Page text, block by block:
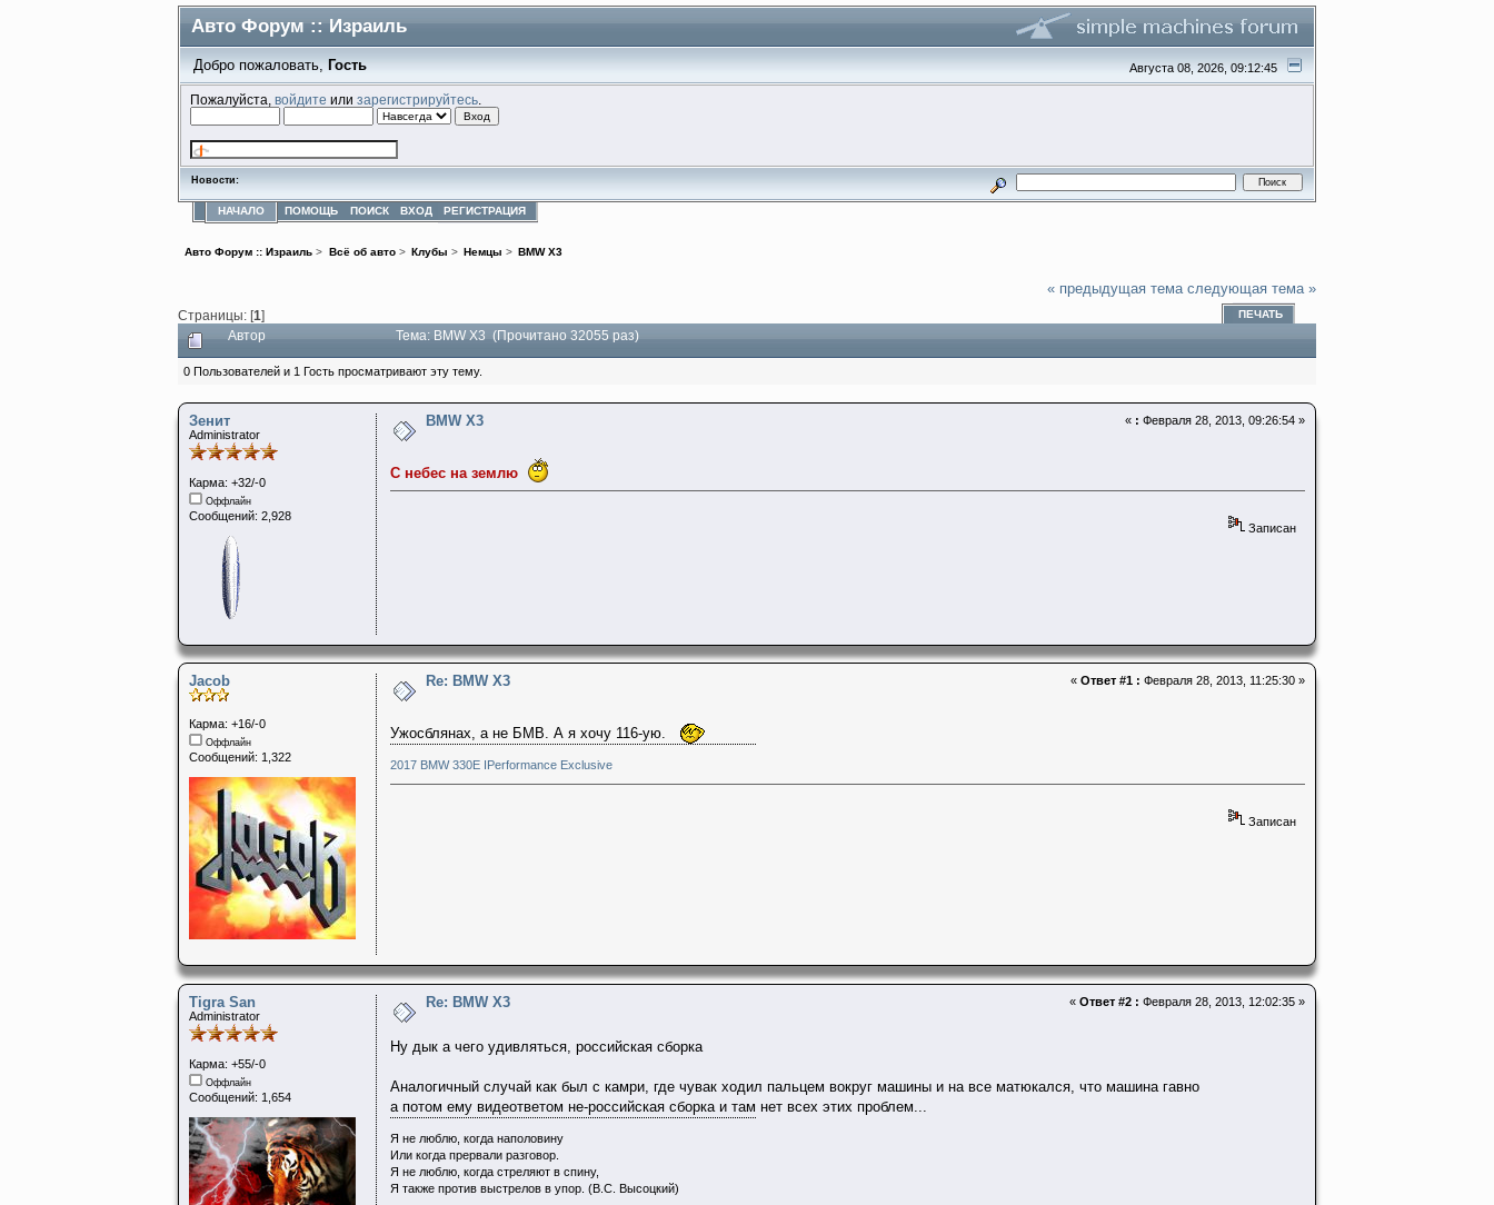
Авто Форум :: Израиль
Августа 08, 2026, 09:12:45
Добро пожаловать, Гость
Пожалуйста,войдите илизарегистрируйтесь
Новости:
НАЧАЛО ПОМОЩЬ ПОИСК ВХОД РЕГИСТРАЦИЯ
Авто Форум :: Израиль > Всё об авто> Клубы > Немцы > BMW X3
« предыдущая тема следующая тема »
Страницы: [1] ПЕЧАТЬ
Автор Тема: BMW X3 (Прочитано 32055 раз)
0 Пользователей и 1 Гость просматривают эту тему.
Зенит
Administrator
Карма: +32/-0
Оффлайн
Сообщений: 2,928
BMW X3 « : Февраля 28, 2013, 09:26:54 »
С небес на землю
Записан
Jacob
Карма: +16/-0
Оффлайн
Сообщений: 1,322
Re: BMW X3 « Ответ #1 : Февраля 28, 2013, 11:25:30 »
Ужосблянах, а не БМВ. А я хочу 116-ую.
2017 BMW 330E IPerformance Exclusive
Записан
Tigra San
Administrator
Карма: +55/-0
Оффлайн
Сообщений: 1,654
Re: BMW X3 « Ответ #2 : Февраля 28, 2013, 12:02:35 »
Ну дык а чего удивляться, российская сборка
Аналогичный случай как был с камри, где чувак ходил пальцем вокруг машины и на все матюкался, что машина гавно
а потом ему видеответом не-российская сборка и там нет всех этих проблем...
Я не люблю, когда наполовину
Или когда прервали разговор.
Я не люблю, когда стреляют в спину,
Я также против выстрелов в упор. (В.С. Высоцкий)